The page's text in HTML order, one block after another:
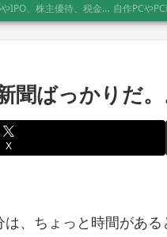
iDeCoやIPO、株主優待、税金のお得な支払い方法まで、AFP資格を持つ管理人が実際に体験したお金の記録です。証券会社の手続きにかかった日数や失敗談など、体験した人にしかわからないリアルな情報をお届けします。
聞ばっかりだ。
X
は、ちょっと時間があ